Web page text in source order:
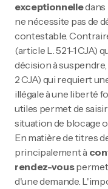
exceptionnelledans
ne nécessite pas de
contestable.
(article L. 521-1 CJA)
décision à
2 CJA) qui requiert
illégale à une liberté
utiles permet de
situation de blocage
En matière de titres
principalement à
rendez-vous
d'une demande.